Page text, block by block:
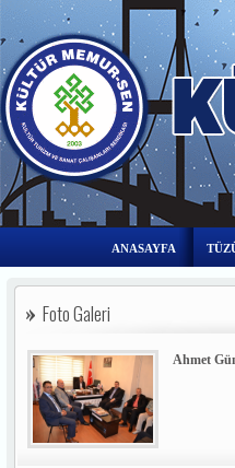
ANASAYFA
Foto Galeri
Ahmet